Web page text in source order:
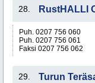
28. RustHALLI
Puh. 0207 756 060
Puh. 0207 756 061
Faksi 0207 756 062
29. Turun